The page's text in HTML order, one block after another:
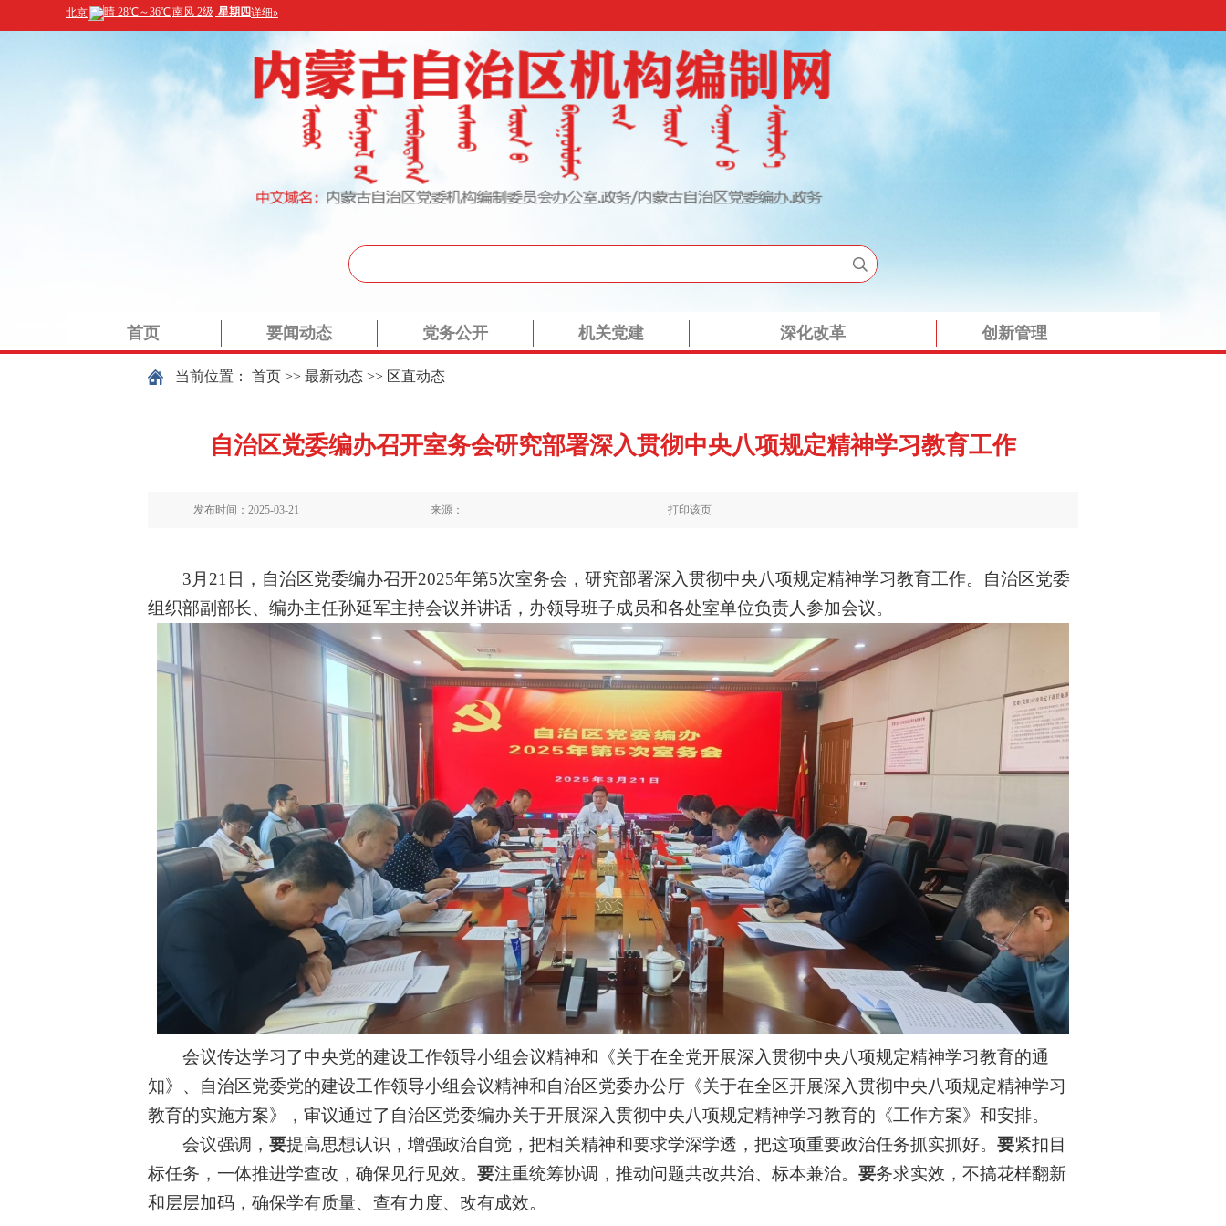
首页 要闻动态 党务公开 机关党建 深化改革 创新管理
办事大厅当前位置： 首页 >> 最新动态 >> 区直动态
自治区党委编办召开室务会研究部署深入贯彻中央八项规定精神学习教育工作
发布时间：2025-03-21 来源： 打印该页
3 月 21 日，自治区党委编办召开2025年第5次室务会，研究部署深入贯彻中央八项规定精神学习教育工作。自治区党委
组织部副部长、编办主任孙延军主持会议并讲话，办领导班子成员和各处室单位负责人参加会议。
会议传达学习了中央党的建设工作领导小组会议精神和《关于在全党开展深入贯彻中央八项规定精神学习教育的通
知》、自治区党委党的建设工作领导小组会议精神和自治区党委办公厅《关于在全区开展深入贯彻中央八项规定精神学习
教育的实施方案》，审议通过了自治区党委编办关于开展深入贯彻中央八项规定精神学习教育的《工作方案》和安排。
会议强调， 要提高思想认识 ，增强政治自觉，把相关精神和要求学深学透，把这项重要政治任务抓实抓好。 要紧扣目
标任务，一体推进学查改，确保见行见效。 要注重统筹协调，推动问题共改共治、标本兼治。 要务求实效，不搞花样翻新
和层层加码，确保学有质量、查有力度、改有成效。